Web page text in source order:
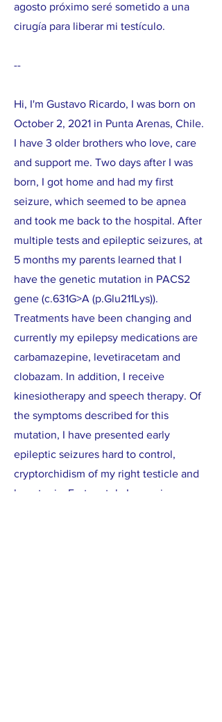
agosto próximo seré sometido a una
cirugía para liberar mi testículo.
--
Hi, I'm Gustavo Ricardo, I was born on
October 2, 2021 in Punta Arenas, Chile.
I have 3 older brothers who love, care
and support me. Two days after I was
born, I got home and had my first
seizure, which seemed to be apnea
and took me back to the hospital. After
multiple tests and epileptic seizures, at
5 months my parents learned that I
have the genetic mutation in PACS2
gene (c.631G>A (p.Glu211Lys)).
Treatments have been changing and
currently my epilepsy medications are
carbamazepine, levetiracetam and
clobazam. In addition, I receive
kinesiotherapy and speech therapy. Of
the symptoms described for this
mutation, I have presented early
epileptic seizures hard to control,
cryptorchidism of my right testicle and
hypotonia. Fortunately I am seizure